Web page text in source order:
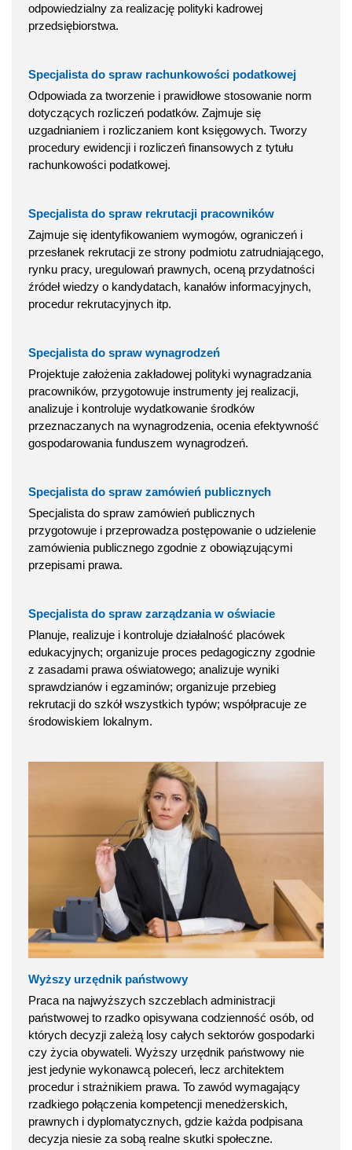
odpowiedzialny za realizację polityki kadrowej
przedsiębiorstwa.
Specjalista do spraw rachunkowości podatkowej
Odpowiada za tworzenie i prawidłowe stosowanie norm
dotyczących rozliczeń podatków. Zajmuje się
uzgadnianiem i rozliczaniem kont księgowych. Tworzy
procedury ewidencji i rozliczeń finansowych z tytułu
rachunkowości podatkowej.
Specjalista do spraw rekrutacji pracowników
Zajmuje się identyfikowaniem wymogów, ograniczeń i
przesłanek rekrutacji ze strony podmiotu zatrudniającego,
rynku pracy, uregulowań prawnych, oceną przydatności
źródeł wiedzy o kandydatach, kanałów informacyjnych,
procedur rekrutacyjnych itp.
Specjalista do spraw wynagrodzeń
Projektuje założenia zakładowej polityki wynagradzania
pracowników, przygotowuje instrumenty jej realizacji,
analizuje i kontroluje wydatkowanie środków
przeznaczanych na wynagrodzenia, ocenia efektywność
gospodarowania funduszem wynagrodzeń.
Specjalista do spraw zamówień publicznych
Specjalista do spraw zamówień publicznych
przygotowuje i przeprowadza postępowanie o udzielenie
zamówienia publicznego zgodnie z obowiązującymi
przepisami prawa.
Specjalista do spraw zarządzania w oświacie
Planuje, realizuje i kontroluje działalność placówek
edukacyjnych; organizuje proces pedagogiczny zgodnie
z zasadami prawa oświatowego; analizuje wyniki
sprawdzianów i egzaminów; organizuje przebieg
rekrutacji do szkół wszystkich typów; współpracuje ze
środowiskiem lokalnym.
Wyższy urzędnik państwowy
Praca na najwyższych szczeblach administracji
państwowej to rzadko opisywana codzienność osób, od
których decyzji zależą losy całych sektorów gospodarki
czy życia obywateli. Wyższy urzędnik państwowy nie
jest jedynie wykonawcą poleceń, lecz architektem
procedur i strażnikiem prawa. To zawód wymagający
rzadkiego połączenia kompetencji menedżerskich,
prawnych i dyplomatycznych, gdzie każda podpisana
decyzja niesie za sobą realne skutki społeczne.